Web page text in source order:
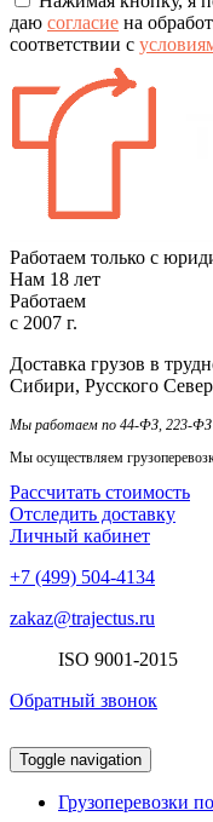
даю согласие на
соответствии с
Работаем только с
Нам 18 лет
Работаем
с 2007 г.
Доставка грузов в
Сибири, Русского
Мы работаем по 44-ФЗ, 223-
Мы осуществляем
Рассчитать стоимость
Отследить доставку
Личный кабинет
+7 (499) 504-4134
zakaz@trajectus.ru
ISO 9001-2015
Обратный звонок
Toggle navigation
Грузоперевозки